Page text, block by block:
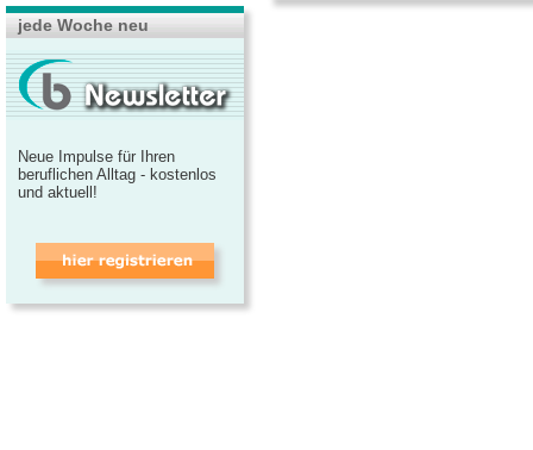
jede Woche neu
Neue Impulse für Ihren
beruflichen Alltag - kostenlos
und aktuell!